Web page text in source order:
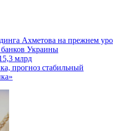
Ахметова на прежнем
Украины
млрд
прогноз стабильный